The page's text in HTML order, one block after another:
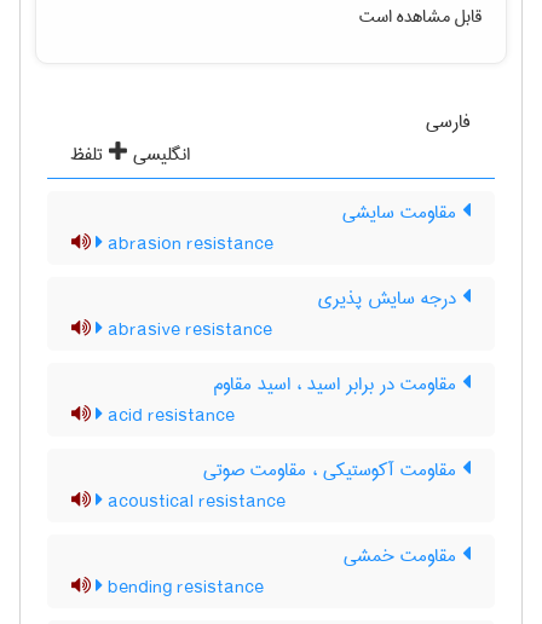
قابل مشاهده است
فارسی
انگلیسی
تلفظ
مقاومت سایشی
abrasion resistance
درجه سایش پذیری
abrasive resistance
مقاومت در برابر اسید ، اسید مقاوم
acid resistance
مقاومت آکوستیکی ، مقاومت صوتی
acoustical resistance
مقاومت خمشی
bending resistance